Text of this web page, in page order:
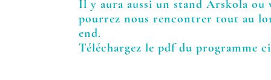
Il y aura aussi un stand Arskola ou
pourrez nous rencontrer tout au
end.
Téléchargez le pdf du programme